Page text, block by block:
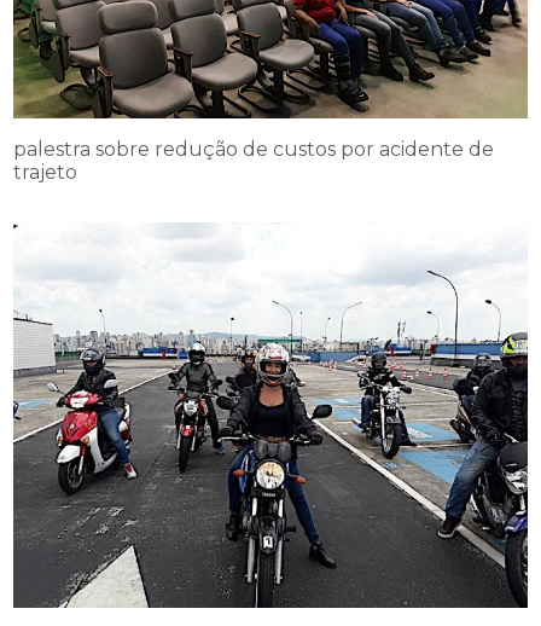
palestra sobre redução de custos por acidente de
trajeto